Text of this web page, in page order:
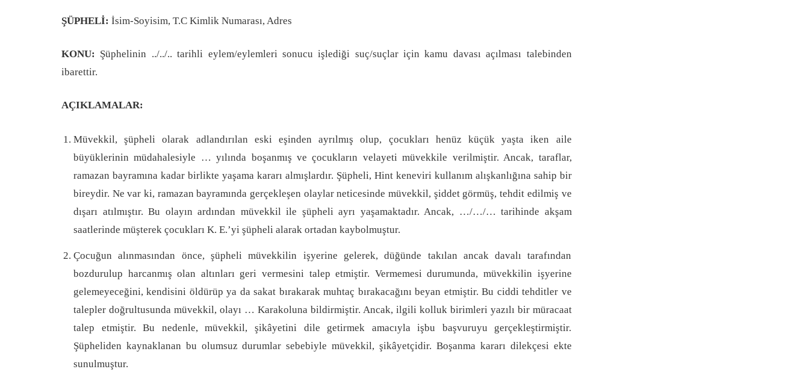
ŞÜPHELİ: İsim-Soyisim, T.C Kimlik Numarası, Adres
KONU: Şüphelinin ../../.. tarihli eylem/eylemleri sonucu işlediği suç/suçlar için kamu davası açılması talebinden
ibarettir.
AÇIKLAMALAR:
Müvekkil, şüpheli olarak adlandırılan eski eşinden ayrılmış olup, çocukları henüz küçük yaşta iken aile
büyüklerinin müdahalesiyle … yılında boşanmış ve çocukların velayeti müvekkile verilmiştir. Ancak, taraflar,
ramazan bayramına kadar birlikte yaşama kararı almışlardır. Şüpheli, Hint keneviri kullanım alışkanlığına sahip bir
bireydir. Ne var ki, ramazan bayramında gerçekleşen olaylar neticesinde müvekkil, şiddet görmüş, tehdit edilmiş ve
dışarı atılmıştır. Bu olayın ardından müvekkil ile şüpheli ayrı yaşamaktadır. Ancak, …/…/… tarihinde akşam
saatlerinde müşterek çocukları K. E.’yi şüpheli alarak ortadan kaybolmuştur.
Çocuğun alınmasından önce, şüpheli müvekkilin işyerine gelerek, düğünde takılan ancak davalı tarafından
bozdurulup harcanmış olan altınları geri vermesini talep etmiştir. Vermemesi durumunda, müvekkilin işyerine
gelemeyeceğini, kendisini öldürüp ya da sakat bırakarak muhtaç bırakacağını beyan etmiştir. Bu ciddi tehditler ve
talepler doğrultusunda müvekkil, olayı … Karakoluna bildirmiştir. Ancak, ilgili kolluk birimleri yazılı bir müracaat
talep etmiştir. Bu nedenle, müvekkil, şikâyetini dile getirmek amacıyla işbu başvuruyu gerçekleştirmiştir.
Şüpheliden kaynaklanan bu olumsuz durumlar sebebiyle müvekkil, şikâyetçidir. Boşanma kararı dilekçesi ekte
sunulmuştur.